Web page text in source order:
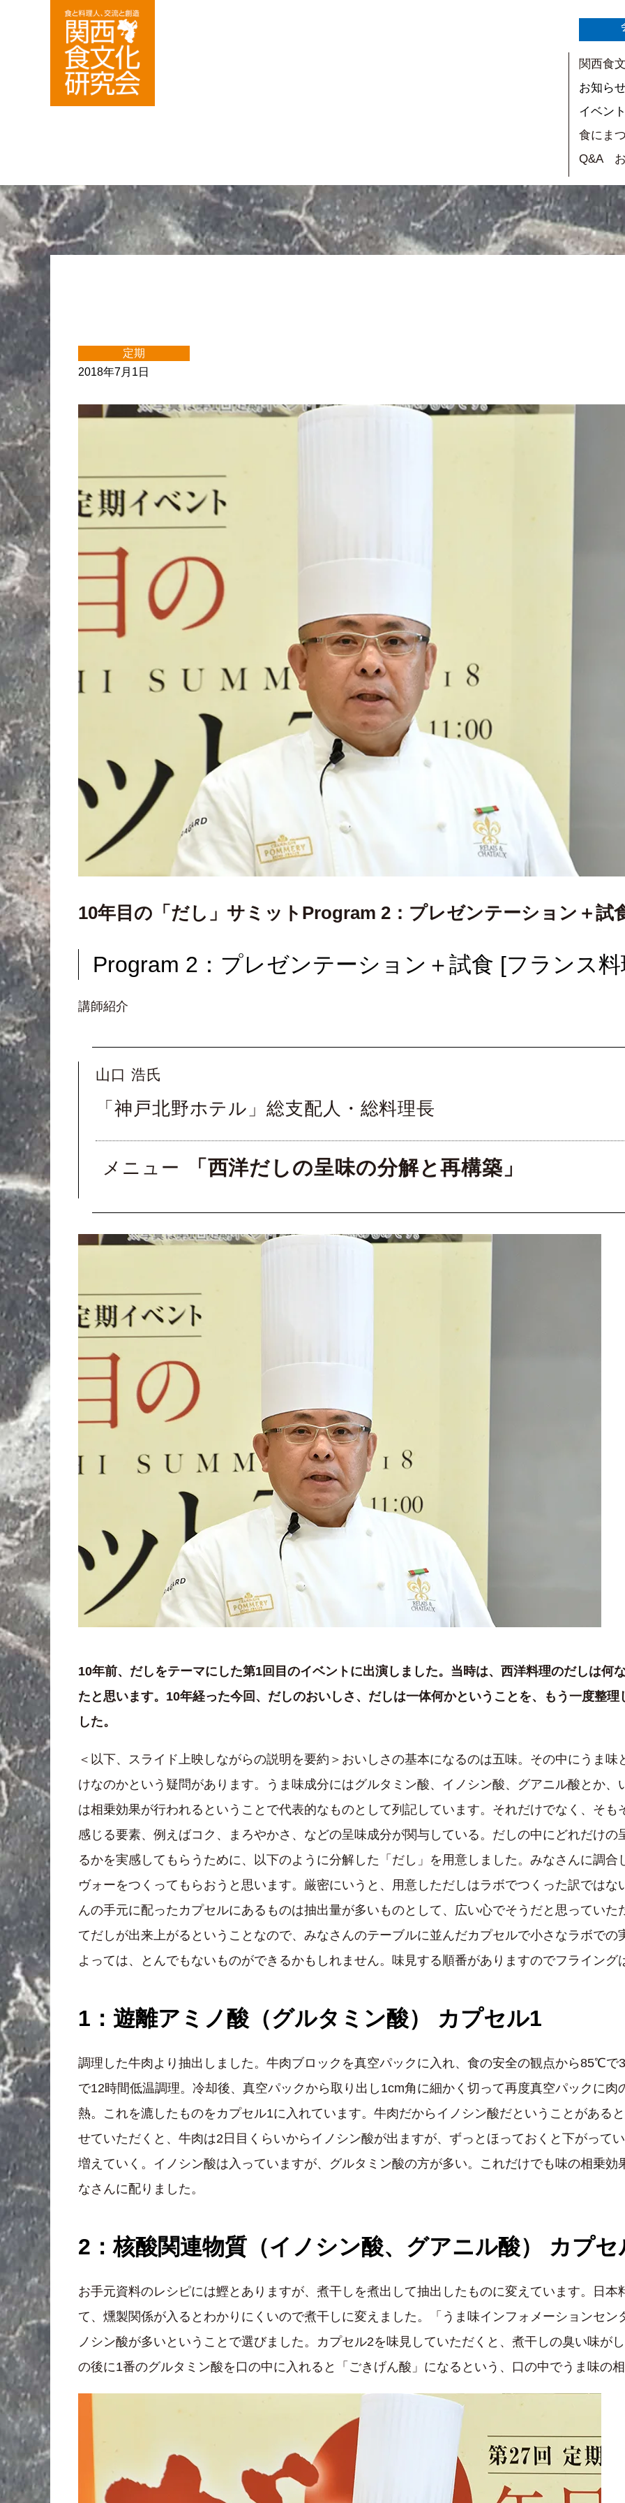
関西食
お知ら
イベン
食にま
Q&A
定期
2018年7月1日
10年目の「だし」サミットProgram 2：プレゼンテーション＋試
Program 2：プレゼンテーション＋試食 [フランス
講師紹介
山口 浩氏
「神戸北野ホテル」総支配人・総料理長
メニュー 「西洋だしの呈味の分解と再構築」
10年前、だしをテーマにした第1回目のイベントに出演しました。当時は、西洋料理のだしは何
たと思います。10年経った今回、だしのおいしさ、だしは一体何かということを、もう一度整
した。
＜以下、スライド上映しながらの説明を要約＞おいしさの基本になるのは五味。その中にうま
けなのかという疑問があります。うま味成分にはグルタミン酸、イノシン酸、グアニル酸とか
は相乗効果が行われるということで代表的なものとして列記しています。それだけでなく、そ
感じる要素、例えばコク、まろやかさ、などの呈味成分が関与している。だしの中にどれだけ
るかを実感してもらうために、以下のように分解した「だし」を用意しました。みなさんに調
ヴォーをつくってもらおうと思います。厳密にいうと、用意しただしはラボでつくった訳では
んの手元に配ったカプセルにあるものは抽出量が多いものとして、広い心でそうだと思ってい
てだしが出来上がるということなので、みなさんのテーブルに並んだカプセルで小さなラボで
よっては、とんでもないものができるかもしれません。味見する順番がありますのでフライング
1：遊離アミノ酸（グルタミン酸） カプセル1
調理した牛肉より抽出しました。牛肉ブロックを真空パックに入れ、食の安全の観点から85℃
で12時間低温調理。冷却後、真空パックから取り出し1cm角に細かく切って再度真空パックに
熱。これを漉したものをカプセル1に入れています。牛肉だからイノシン酸だということがある
せていただくと、牛肉は2日目くらいからイノシン酸が出ますが、ずっとほっておくと下がって
増えていく。イノシン酸は入っていますが、グルタミン酸の方が多い。これだけでも味の相乗
なさんに配りました。
2：核酸関連物質（イノシン酸、グアニル酸） カプセ
お手元資料のレシピには鰹とありますが、煮干しを煮出して抽出したものに変えています。日
て、燻製関係が入るとわかりにくいので煮干しに変えました。「うま味インフォメーションセ
ノシン酸が多いということで選びました。カプセル2を味見していただくと、煮干しの臭い味が
の後に1番のグルタミン酸を口の中に入れると「ごきげん酸」になるという、口の中でうま味の